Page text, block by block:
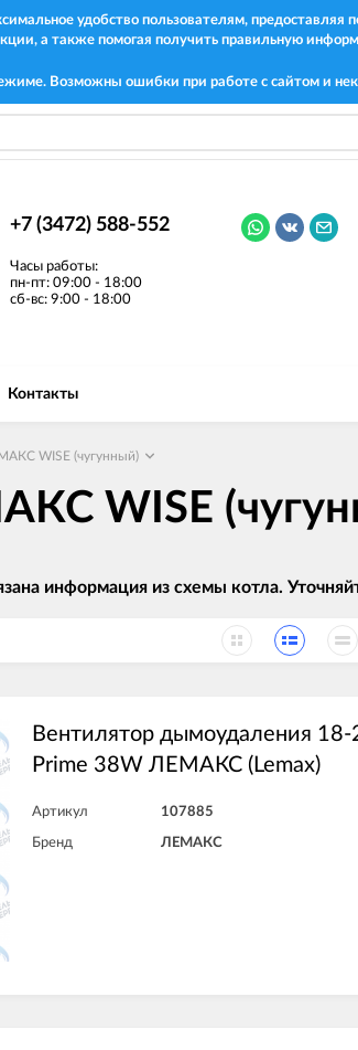
удобство пользователям,
а также помогая получить правильную
Возможны ошибки при работе с сайтом и
+7 (3472) 588-552
Часы работы:
пн-пт: 09:00 - 18:00
сб-вс: 9:00 - 18:00
Контакты
WISE (чугунный)
WISE
информация из схемы котла.
Вентилятор дымоудаления 18-
Prime 38W ЛЕМАКС (Lemax)
Артикул 107885
Бренд ЛЕМАКС